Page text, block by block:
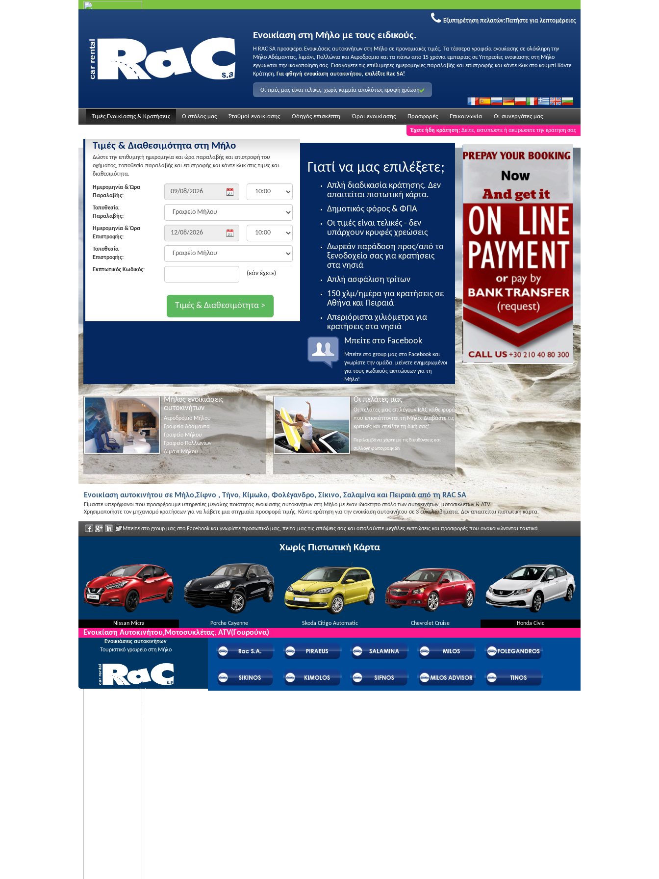
Ενοικίασηστη Μήλο με τηRAC ΑΕμε αχτύπητες τιμές ,φιλική εξυπηρέτησηκαιποιότητα.Κάντε κράτηση τώραγια να επωφεληθείτε από τις προσφορές μας.Χωρίς πιστωτική κάρτα.
Εξυπηρέτηση πελατών: Πατήστε για λεπτομέρειες
Ενοικίαση στη Μήλο με τους ειδικούς.
Η RAC SA προσφέρει Ενοικιάσεις αυτοκινήτων στη Μήλο σε προνομιακές τιμές. Τα τέσσερα γραφεία ενοικίασης σε ολόκληρη την
Μήλο Αδάμαντας, λιμάνι, Πολλώνια και Αεροδρόμιο και τα πάνω από 15 χρόνια εμπειρίας σε Υπηρεσίες ενοικίασης στη Μήλο
εγγυώνται την ικανοποίηση σας. Εισαγάγετε τις επιθυμητές ημερομηνίες παραλαβής και επιστροφής και κάντε κλικ στο κουμπί Κάντε
Κράτηση. Για φθηνή ενοικίαση αυτοκινήτου, επιλέξτε Rac SA!
Οι τιμές μας είναι τελικές, χωρίς καμμία απολύτως κρυφή χρέωση
Τιμές Ενοικίασης & Κρατήσεις Ο στόλος μας Σταθμοί ενοικίασης Οδηγός επισκέπτη Όροι ενοικίασης Προσφορές Επικοινωνία Οι συνεργάτες μας
Έχετε ήδη κράτηση; Δείτε, εκτυπώστε ή ακυρώσετε την κράτηση σας
Τιμές & Διαθεσιμότητα στη Μήλο
Δώστε την επιθυμητή ημερομηνία και ώρα παραλαβής και επιστροφή του
οχήματος, τοποθεσία παραλαβής και επιστροφής και κάντε κλικ στις τιμές και
διαθεσιμότητα.
Ημερομηνία & Ώρα
Παραλαβής:
Τοποθεσία
Παραλαβής:
Ημερομηνία & Ώρα
Επιστροφής:
Τοποθεσία
Επιστροφής:
Εκπτωτικός Κωδικός: (εάν έχετε)
Γιατί να μας επιλέξετε;
Απλή διαδικασία κράτησης. Δεν
απαιτείται πιστωτική κάρτα.
Δημοτικός φόρος & ΦΠΑ
Οι τιμές είναι τελικές - δεν
υπάρχουν κρυφές χρεώσεις
Δωρεάν παράδοση προς/από το
ξενοδοχείο σας για κρατήσεις
στα νησιά
Απλή ασφάλιση τρίτων
150 χλμ/ημέρα για κρατήσεις σε
Αθήνα και Πειραιά
Απεριόριστα χιλιόμετρα για
κρατήσεις στα νησιά
Μπείτε στο Facebook
Μπείτε στο group μας στο Facebook και
γνωρίστε την ομάδα, μείνετε ενημερωμένοι
για τους κωδικούς εκπτώσεων για τη
Μήλο!
Μήλος ενοικιάσεις
αυτοκινήτων
Αεροδρόμιο Μήλου
Γραφείο Αδάμαντα
Γραφείο Μήλου
Γραφείο Πολλωνίων
Λιμάνι Μήλου
Οι πελάτες μας
Οι πελάτες μας επιλέγουν RAC κάθε φορά
που επισκέπτονται τη Μήλο. Διαβάστε τις
κριτικές και στείλτε τη δική σας!
Περιλαμβάνει χάρτη με τις διευθύνσεις και
συλλογή φωτογραφιών
Ενοικίαση αυτοκινήτου σε Μήλο,Σίφνο , Τήνο, Κίμωλο, Φολέγανδρο, Σίκινο, Σαλαμίνα και Πειραιά από τη RAC SA
Είμαστε υπερήφανοι που προσφέρουμε υπηρεσίες μεγάλης ποιότητας ενοικίασης αυτοκινήτων στη Μήλο με έναν ιδιόκτητο στόλο των αυτοκινήτων, μοτοσικλετών & ATV.
Χρησιμοποιήστε τον μηχανισμό κρατήσεων για να λάβετε μια στιγμιαία προσφορά τιμής. Κάντε κράτηση για την ενοικίαση αυτοκινήτου σε 3 εύκολα βήματα. Δεν απαιτείται πιστωτική κάρτα.
Μπείτε στο group μας στο Facebook και γνωρίστε προσωπικό μας, πείτα μας τις απόψεις σας και απολαύστε μεγάλες εκπτώσεις και προσφορές που ανακοινώνονται τακτικά.
Χωρίς Πιστωτική Κάρτα
Nissan Micra Porche Cayenne Skoda Citigo Automatic Chevrolet Cruise Honda Civic
Ενοικίαση Αυτοκινήτου,Μοτοσυκλέτας, ATV(Γουρούνα)
Ενοικιάσεις αυτοκινήτων
Τουριστικό γραφείο στη Μήλο
Συχνές ερωτήσεις